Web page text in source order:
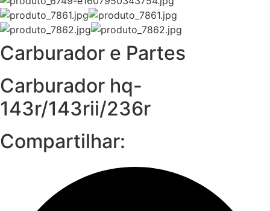
Carburador e Partes
Carburador hq-
143r/143rii/236r
Compartilhar: